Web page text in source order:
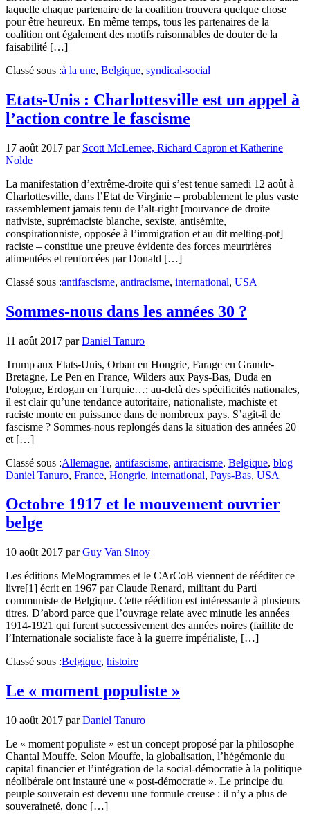
laquelle chaque partenaire de la coalition trouvera quelque chose
pour être heureux. En même temps, tous les partenaires de la
coalition ont également des motifs raisonnables de douter de la
faisabilité […]
Classé sous :à la une, Belgique, syndical-social
Etats-Unis : Charlottesville est un appel à
l’action contre le fascisme
17 août 2017 par Scott McLemee, Richard Capron et Katherine
Nolde
La manifestation d’extrême-droite qui s’est tenue samedi 12 août à
Charlottesville, dans l’Etat de Virginie – probablement le plus vaste
rassemblement jamais tenu de l’alt-right [mouvance de droite
nativiste, suprémaciste blanche, sexiste, antisémite,
conspirationniste, opposée à l’immigration et au dit melting-pot]
raciste – constitue une preuve évidente des forces meurtrières
alimentées et renforcées par Donald […]
Classé sous :antifascisme, antiracisme, international, USA
Sommes-nous dans les années 30 ?
11 août 2017 parDaniel Tanuro
Trump aux Etats-Unis, Orban en Hongrie, Farage en Grande-
Bretagne, Le Pen en France, Wilders aux Pays-Bas, Duda en
Pologne, Erdogan en Turquie…: au-delà des spécificités nationales,
il est clair qu’une tendance autoritaire, nationaliste, machiste et
raciste monte en puissance dans de nombreux pays. S’agit-il de
fascisme ? Sommes-nous replongés dans la situation des années 20
et […]
Classé sous :Allemagne, antifascisme, antiracisme, Belgique, blog
Daniel Tanuro, France, Hongrie, international, Pays-Bas, USA
Octobre 1917 et le mouvement ouvrier
belge
10 août 2017 parGuy Van Sinoy
Les éditions MeMogrammes et le CArCoB viennent de rééditer ce
livre[1] écrit en 1967 par Claude Renard, militant du Parti
communiste de Belgique. Cette réédition est intéressante à plusieurs
titres. D’abord parce que l’ouvrage relate avec minutie les années
1914-1921 qui furent successivement des années noires (faillite de
l’Internationale socialiste face à la guerre impérialiste, […]
Classé sous :Belgique, histoire
Le « moment populiste »
10 août 2017 parDaniel Tanuro
Le « moment populiste » est un concept proposé par la philosophe
Chantal Mouffe. Selon Mouffe, la globalisation, l’hégémonie du
capital financier et l’intégration de la social-démocratie à la politique
néolibérale ont instauré une « post-démocratie ». Le principe du
peuple souverain est devenu une formule creuse : il n’y a plus de
souveraineté, donc […]